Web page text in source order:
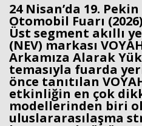
24 Nisan’da 19.
Otomobil Fuarı
Üst segment akıllı
(NEV) markası
Arkamıza Alarak
temasıyla fuarda
önce tanıtılan
etkinliğin en çok
modellerinden biri
uluslararasılaşma